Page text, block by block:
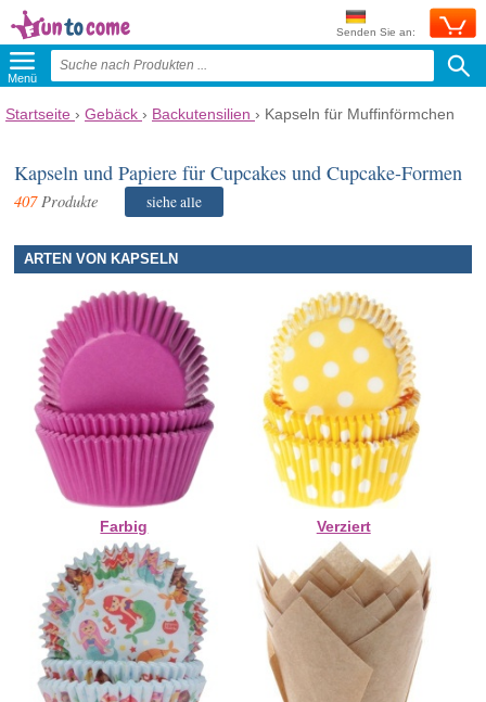
Senden Sie an:
Menü
Startseite › Gebäck › Backutensilien › Kapseln für Muffinförmchen
Kapseln und Papiere für Cupcakes und Cupcake-Formen
407Produkte siehe alle
ARTEN VON KAPSELN
Farbig Verziert